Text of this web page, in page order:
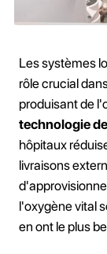
Les systèmes
rôle crucial
produisant de
technologie
hôpitaux
livraisons
l'oxygène vital
en ont le plus